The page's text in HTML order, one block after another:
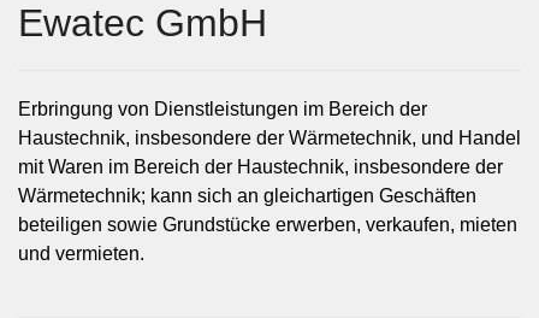
Ewatec GmbH
Erbringung von Dienstleistungen im Bereich der
Haustechnik, insbesondere der Wärmetechnik, und Handel
mit Waren im Bereich der Haustechnik, insbesondere der
Wärmetechnik; kann sich an gleichartigen Geschäften
beteiligen sowie Grundstücke erwerben, verkaufen, mieten
und vermieten.